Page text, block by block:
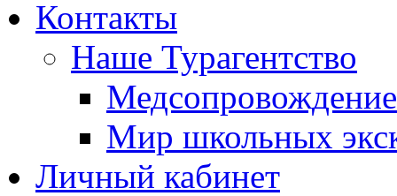
Контакты
Наше Турагентство
Медсопровождение
Мир школьных
Личный кабинет